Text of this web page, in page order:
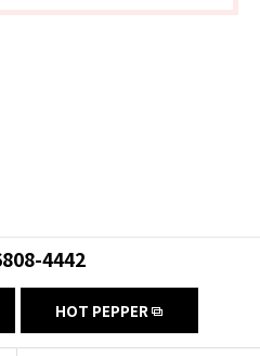
4442
HOT PEPPER